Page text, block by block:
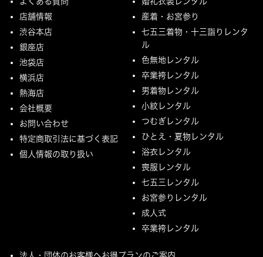
店舗情報
渋谷本店
銀座店
池袋店
横浜店
熱海店
会社概要
お問い合わせ
特定商取引法に基づく表記
個人情報の取り扱い
産着・お宮参り
七五三着物・十三詣りレンタ
ル
色無地レンタル
卒業袴レンタル
男着物レンタル
小紋レンタル
つむぎレンタル
ひとえ・夏物レンタル
浴衣レンタル
喪服レンタル
七五三レンタル
お宮参りレンタル
成人式
卒業袴レンタル
法人・団体のお客様へお得プランのご案内